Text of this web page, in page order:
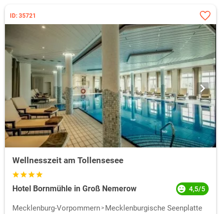
ID: 35721
Wellnesszeit am Tollensesee
Hotel Bornmühle in Groß Nemerow 4,5/5
Mecklenburg-Vorpommern
Mecklenburgische Seenplatte